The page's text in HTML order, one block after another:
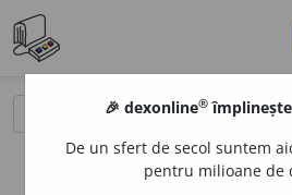
🎉 dexonline®
De un sfert de secol suntem
pentru milioane de